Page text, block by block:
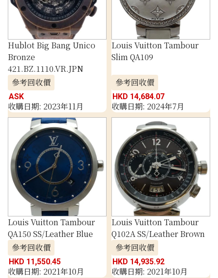
Hublot Big Bang Unico
Bronze
421.BZ.1110.VR.JPN
參考回收價
ASK
收購日期: 2023年11月
Louis Vuitton Tambour
Slim QA109
參考回收價
HKD 14,684.07
收購日期: 2024年7月
Louis Vuitton Tambour
QA150 SS/Leather Blue
參考回收價
HKD 11,550.45
收購日期: 2021年10月
Louis Vuitton Tambour
Q102A SS/Leather Brown
參考回收價
HKD 14,935.92
收購日期: 2021年10月